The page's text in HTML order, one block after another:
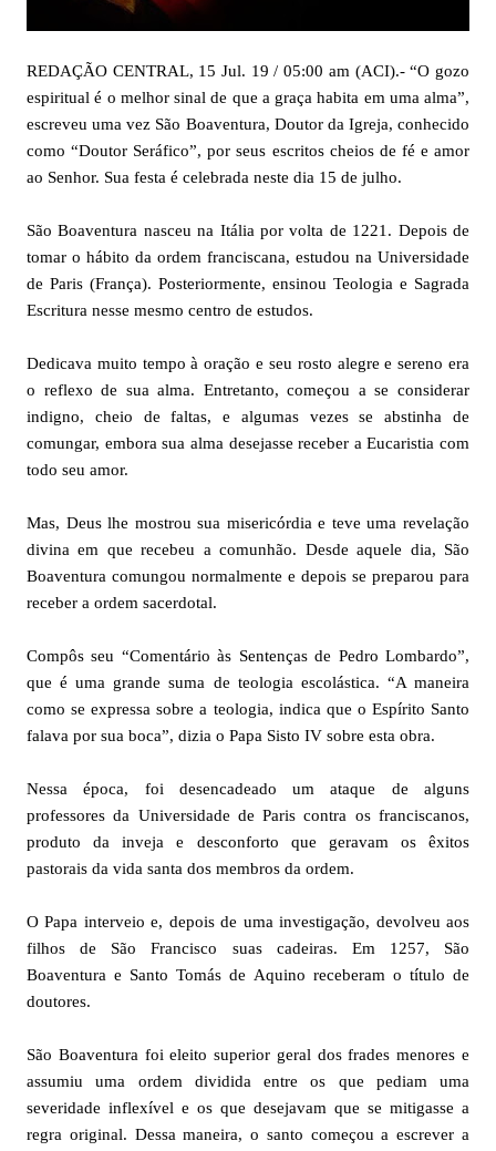
REDAÇÃO CENTRAL, 15 Jul. 19 / 05:00 am (ACI).- “O gozo
espiritual é o melhor sinal de que a graça habita em uma alma”,
escreveu uma vez São Boaventura, Doutor da Igreja, conhecido
como “Doutor Seráfico”, por seus escritos cheios de fé e amor
ao Senhor. Sua festa é celebrada neste dia 15 de julho.
São Boaventura nasceu na Itália por volta de 1221. Depois de
tomar o hábito da ordem franciscana, estudou na Universidade
de Paris (França). Posteriormente, ensinou Teologia e Sagrada
Escritura nesse mesmo centro de estudos.
Dedicava muito tempo à oração e seu rosto alegre e sereno era
o reflexo de sua alma. Entretanto, começou a se considerar
indigno, cheio de faltas, e algumas vezes se abstinha de
comungar, embora sua alma desejasse receber a Eucaristia com
todo seu amor.
Mas, Deus lhe mostrou sua misericórdia e teve uma revelação
divina em que recebeu a comunhão. Desde aquele dia, São
Boaventura comungou normalmente e depois se preparou para
receber a ordem sacerdotal.
Compôs seu “Comentário às Sentenças de Pedro Lombardo”,
que é uma grande suma de teologia escolástica. “A maneira
como se expressa sobre a teologia, indica que o Espírito Santo
falava por sua boca”, dizia o Papa Sisto IV sobre esta obra.
Nessa época, foi desencadeado um ataque de alguns
professores da Universidade de Paris contra os franciscanos,
produto da inveja e desconforto que geravam os êxitos
pastorais da vida santa dos membros da ordem.
O Papa interveio e, depois de uma investigação, devolveu aos
filhos de São Francisco suas cadeiras. Em 1257, São
Boaventura e Santo Tomás de Aquino receberam o título de
doutores.
São Boaventura foi eleito superior geral dos frades menores e
assumiu uma ordem dividida entre os que pediam uma
severidade inflexível e os que desejavam que se mitigasse a
regra original. Dessa maneira, o santo começou a escrever a